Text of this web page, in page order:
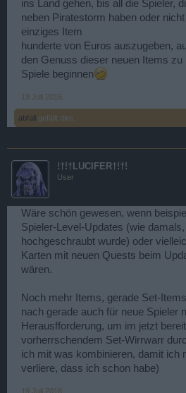
ins Land gehen, bis all die Spieler,
neben Piratestorm haben oder
einziges Item
hunderte von Euros auszugeben,
den Genuss dieser neuen Items
Spiele beginnen
19 Juli 2016
abfall gefällt dies.
⁞†⁞†LUCIFER†⁞†⁞
User
Wäre schön gewesen, wenn
Spieler-Level-Updates (wie
hochgeschraubt wurde) oder
Karten mit neuen Quests beim
wären.
Noch mehr Items, gerade Set-
nach gerade auch für neue Spieler
Herausfforderung, um im jetzt
vorherrschendem Set-Wirrwarr
ich mit was kombinieren, damit ich
verliere, dass ich schon habe)
19 Juli 2016